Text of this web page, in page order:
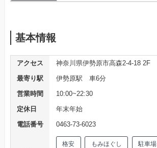
基本情報
アクセス
神奈川県伊勢原市高森2-4-18 2F
最寄り駅
伊勢原駅 車6分
営業時間
10:00~22:30
定休日
年末年始
電話番号
0463-73-6023
格安 もみほぐし 駐車場